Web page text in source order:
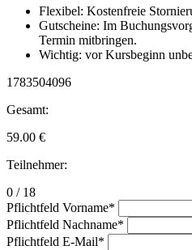
Flexibel: Kostenfreie
Gutscheine: Im
Termin mitbringen.
Wichtig: vor Kursbeginn
1783504096
Gesamt:
59.00 €
Teilnehmer:
0 / 18
Pflichtfeld Vorname*
Pflichtfeld Nachname*
Pflichtfeld E-Mail*